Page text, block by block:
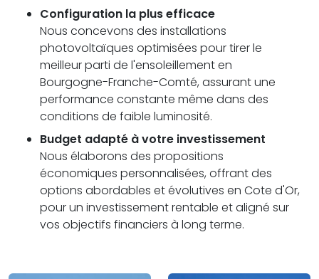
Configuration la plus efficace
Nous concevons des installations
photovoltaïques optimisées pour tirer le
meilleur parti de l'ensoleillement en
Bourgogne-Franche-Comté, assurant une
performance constante même dans des
conditions de faible luminosité.
Budget adapté à votre investissement
Nous élaborons des propositions
économiques personnalisées, offrant des
options abordables et évolutives en Cote d'Or,
pour un investissement rentable et aligné sur
vos objectifs financiers à long terme.